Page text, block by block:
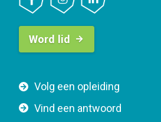
F
o
Volg een opleiding
Vind een antwoord
B
t
o
n
Word lid